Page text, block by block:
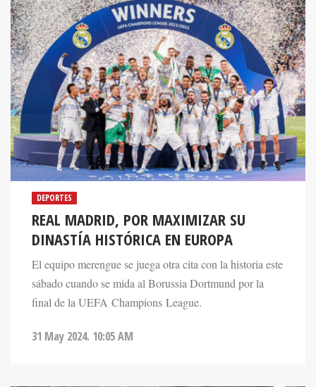
DEPORTES
REAL MADRID, POR MAXIMIZAR SU
DINASTÍA HISTÓRICA EN EUROPA
El equipo merengue se juega otra cita con la historia este
sábado cuando se mida al Borussia Dortmund por la
final de la UEFA Champions League.